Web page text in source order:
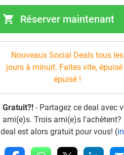
shopping_cart Réserver maintenant
Nouveaux Social Deals tous les
jours à minuit. Faites vite, épuisé
épuisé !
Gratuit?! - Partagez ce deal avec
ami(e)s. Trois ami(e)s l'achètent?
deal est alors gratuit pour vous! (